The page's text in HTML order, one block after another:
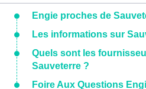
Engie proches de
Les informations sur
Quels sont les
Sauveterre ?
Foire Aux Questions